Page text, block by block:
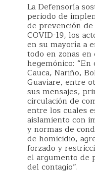
La Defensoría
periodo de
de prevención
COVID-19, los
en su mayoría a
todo en zonas
hegemónico:
Cauca, Nariño,
Guaviare, entre
sus mensajes,
circulación de
entre los cuales
aislamiento con
y normas de
de homicidio,
forzado y
el argumento de
del contagio”.